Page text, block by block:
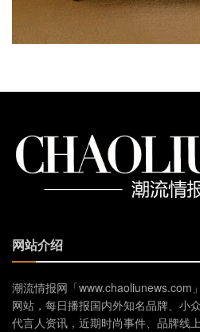
网站介绍
潮流情报网「www.chaoliunews.com
网站，每日播报国内外知名品牌、小
代言人资讯，近期时尚事件、品牌线